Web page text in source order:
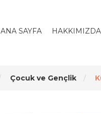
ANA SAYFA HAKKIMIZDA
Çocuk ve Gençlik